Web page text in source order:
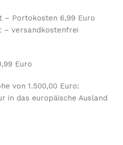
– Portokosten 6,99 Euro
– versandkostenfrei
Euro
von 1.500,00 Euro:
in das europäische Ausland